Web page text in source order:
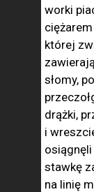
worki
której
słomy,
drążki,
i
stawkę
na linię